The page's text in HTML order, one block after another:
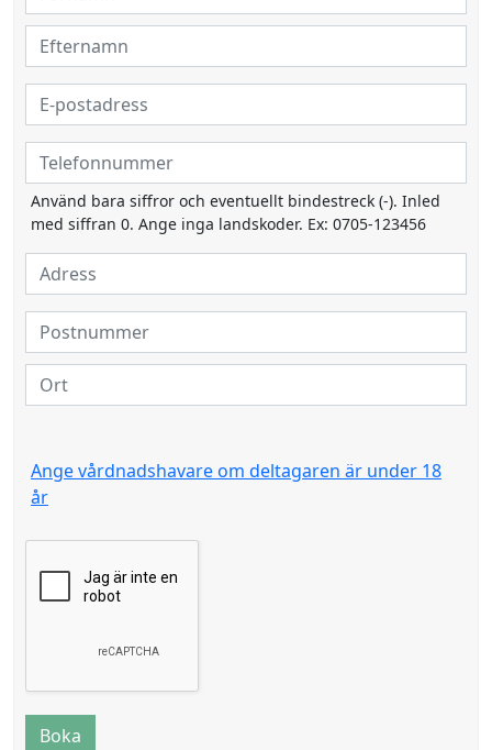
Använd bara siffror och eventuellt bindestreck (-). Inled
med siffran 0. Ange inga landskoder. Ex: 0705-123456
Ange vårdnadshavare om deltagaren är under 18
år
Boka